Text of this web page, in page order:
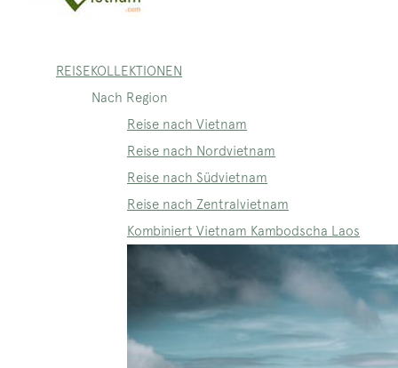
REISEKOLLEKTIONEN
Nach Region
Reise nach Vietnam
Reise nach Nordvietnam
Reise nach Südvietnam
Reise nach Zentralvietnam
Kombiniert Vietnam Kambodscha Laos